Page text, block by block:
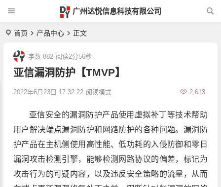
广州达悦信息科技有限公司
首页 产品中心 正文
亚信漏洞防护【TMVP】
2022年6月23日 17:32:22 2,613
字数 882 阅读2分56秒
阅读模式
亚信安全的漏洞防护产品使用虚拟补丁等技术帮助
用户解决端点漏洞防护和网路防护的各种问题。漏洞防
护产品在主机侧使用高性能、低功耗的入侵防御和零日
漏洞攻击检测引擎，能够检测网路协议的偏差，标记为
攻击行为的可疑内容，以及违反安全策略的流量，从而